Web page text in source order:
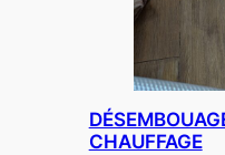
CHAUFFAGE